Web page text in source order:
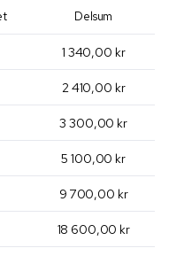
Delsum
1 340,00 kr
2 410,00 kr
3 300,00 kr
5 100,00 kr
9 700,00 kr
18 600,00 kr